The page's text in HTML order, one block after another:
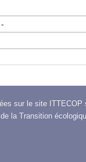
sur le site ITTECOP
la Transition